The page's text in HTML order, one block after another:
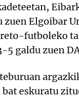
zuen Elgoibar
futboleko
5 galdu zuen
eskuratu